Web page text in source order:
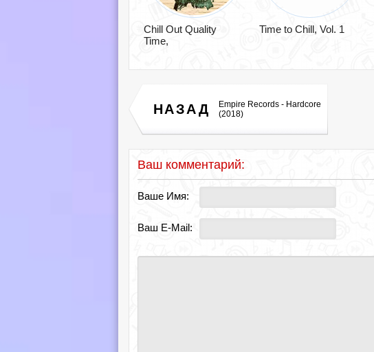
Chill Out Quality
Time,
Time to Chill, Vol. 1
НАЗАД
Empire Records - Hardcore
(2018)
Ваш комментарий:
Ваше Имя:
Ваш E-Mail: